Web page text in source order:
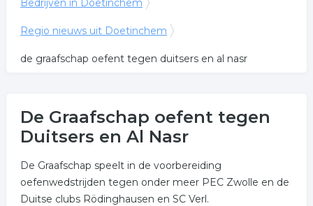
Bedrijven in Doetinchem
Regio nieuws uit Doetinchem
de graafschap oefent tegen duitsers en al nasr
De Graafschap oefent tegen
Duitsers en Al Nasr
De Graafschap speelt in de voorbereiding
oefenwedstrijden tegen onder meer PEC Zwolle en de
Duitse clubs Rödinghausen en SC Verl.